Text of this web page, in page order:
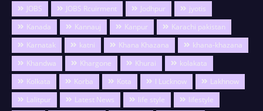
JOBS
JOBS Rcuirment Jodhpur
jyotis
Kanada
Kannauj Kanpur
Karachi pakistan
Karnatak
katni Khana Khazana
khana-khazana
Khandwa
Khargone Khurai
kolakata
Kolkata
Korba Kota l Lucknow
Lakhnow
Lalitpur
Latest News life style
lifestyle